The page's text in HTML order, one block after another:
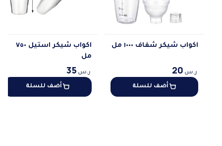
اكواب شيكر شفاف ١٠٠٠ مل
ر.س 20
أضف للسلة
اكواب شيكر استيل ٧٥٠
مل
ر.س 35
أضف للسلة